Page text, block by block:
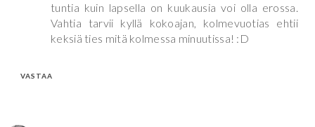
tuntia kuin lapsella on kuukausia voi olla erossa.
Vahtia tarvii kyllä kokoajan, kolmevuotias ehtii
keksiä ties mitä kolmessa minuutissa! :D
VASTAA